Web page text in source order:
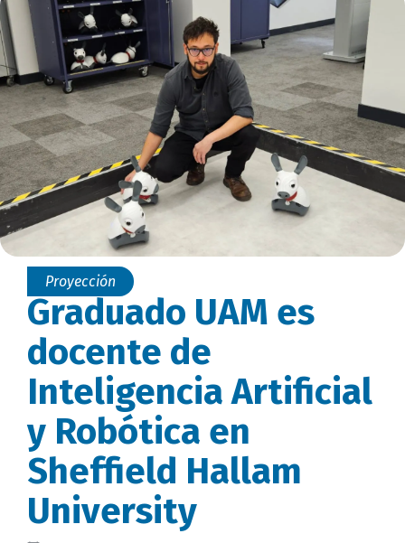
Proyección
Graduado UAM es
docente de
Inteligencia Artificial
y Robótica en
Sheffield Hallam
University